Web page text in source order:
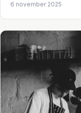
6 november 2025